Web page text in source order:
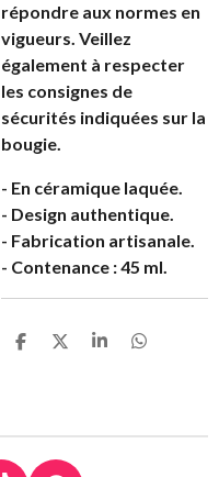
répondre aux normes en
vigueurs. Veillez
également à respecter
les consignes de
sécurités indiquées sur la
bougie.
- En céramique laquée.
- Design authentique.
- Fabrication artisanale.
- Contenance : 45 ml.
P
g
r
P
g
r
P
g
P
g